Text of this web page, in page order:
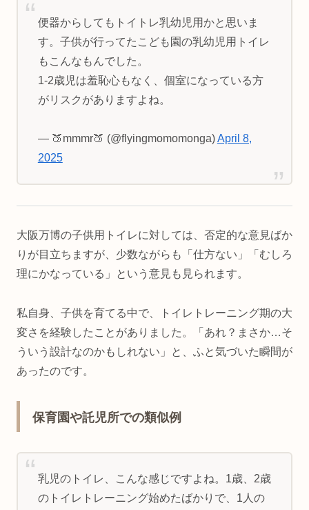
便器からしてもトイトレ乳幼児用かと思いま
す。子供が行ってたこども園の乳幼児用トイレ
もこんなもんでした。
1-2歳児は羞恥心もなく、個室になっている方
がリスクがありますよね。
— 🍑mmmr🍑 (@flyingmomomonga)April 8,
2025
大阪万博の子供用トイレに対しては、否定的な意見ばか
りが目立ちますが、少数ながらも「仕方ない」「むしろ
理にかなっている」という意見も見られます。
私自身、子供を育てる中で、トイレトレーニング期の大
変さを経験したことがありました。「あれ？まさか…そ
ういう設計なのかもしれない」と、ふと気づいた瞬間が
あったのです。
保育園や託児所での類似例
乳児のトイレ、こんな感じですよね。1歳、2歳
のトイレトレーニング始めたばかりで、1人の